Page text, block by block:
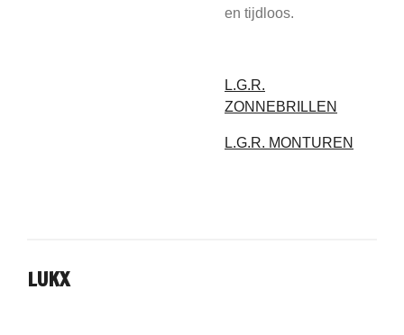
en tijdloos.
L.G.R.
ZONNEBRILLEN
L.G.R. MONTUREN
LUKX